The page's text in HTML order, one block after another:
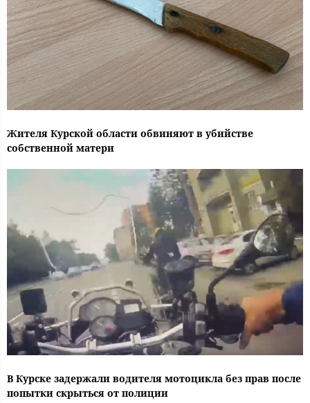
Жителя Курской области обвиняют в убийстве
собственной матери
В Курске задержали водителя мотоцикла без прав после
попытки скрыться от полиции